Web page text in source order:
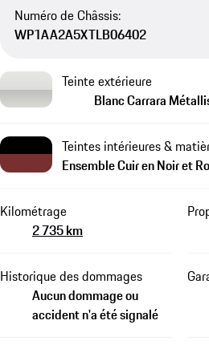
Numéro de Châssis:
WP1AA2A5XTLB06402
Teinte extérieure
Blanc Carrara
Teintes intérieures &
Ensemble Cuir en Noir et
Kilométrage
2 735 km
Historique des dommages
Aucun dommage ou
accident n'a été signalé